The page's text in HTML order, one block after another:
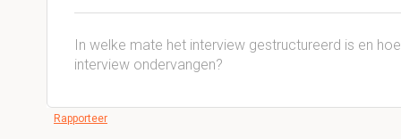
In welke mate het interview gestructureerd is en
interview ondervangen?
Rapporteer